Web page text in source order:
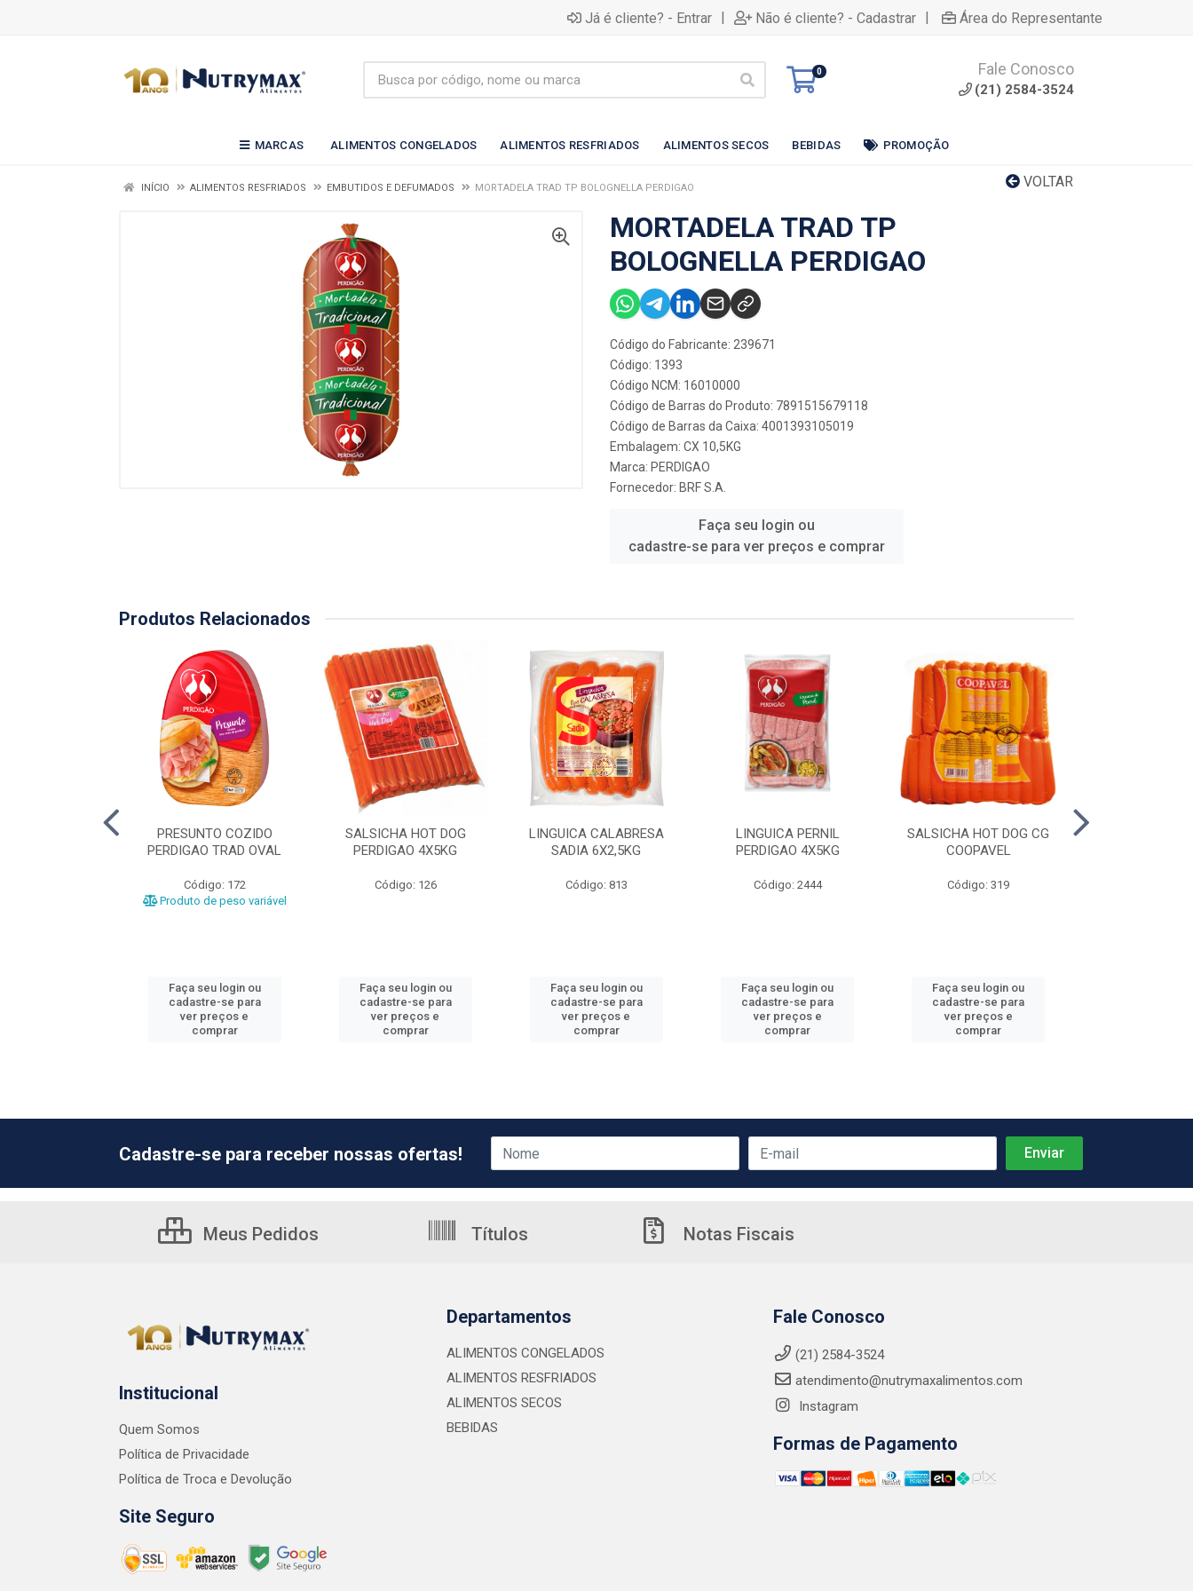
Já é cliente? - Entrar | Não é cliente? - Cadastrar | Área do Representante
0 Fale Conosco
(21) 2584-3524
MARCAS ALIMENTOS CONGELADOS ALIMENTOS RESFRIADOS ALIMENTOS SECOS BEBIDAS PROMOÇÃO
VOLTAR
INÍCIO ALIMENTOS RESFRIADOS EMBUTIDOS E DEFUMADOS MORTADELA TRAD TP BOLOGNELLA PERDIGAO
MORTADELA TRAD TP
BOLOGNELLA PERDIGAO
Código do Fabricante: 239671
Código: 1393
Código NCM: 16010000
Código de Barras do Produto: 7891515679118
Código de Barras da Caixa: 4001393105019
Embalagem: CX 10,5KG
Marca: PERDIGAO
Fornecedor: BRF S.A.
Faça seu login ou
cadastre-se para ver preços e comprar
Produtos Relacionados
PRESUNTO COZIDO
PERDIGAO TRAD OVAL
Código: 172
Produto de peso variável
Faça seu login ou
cadastre-se para
ver preços e
comprar
SALSICHA HOT DOG
PERDIGAO 4X5KG
Código: 126
Faça seu login ou
cadastre-se para
ver preços e
comprar
LINGUICA CALABRESA
SADIA 6X2,5KG
Código: 813
Faça seu login ou
cadastre-se para
ver preços e
comprar
LINGUICA PERNIL
PERDIGAO 4X5KG
Código: 2444
Faça seu login ou
cadastre-se para
ver preços e
comprar
SALSICHA HOT DOG CG
COOPAVEL
Código: 319
Faça seu login ou
cadastre-se para
ver preços e
comprar
Cadastre-se para receber nossas ofertas!
Meus Pedidos Títulos Notas Fiscais
Institucional
Quem Somos
Política de Privacidade
Política de Troca e Devolução
Site Seguro
Departamentos
ALIMENTOS CONGELADOS
ALIMENTOS RESFRIADOS
ALIMENTOS SECOS
BEBIDAS
Fale Conosco
(21) 2584-3524
atendimento@nutrymaxalimentos.com
Instagram
Formas de Pagamento